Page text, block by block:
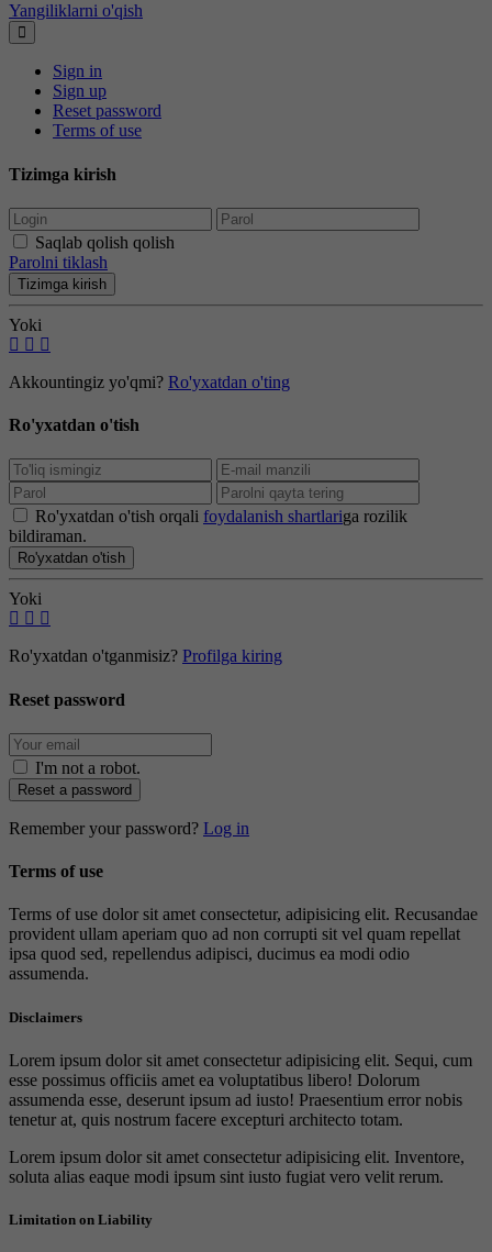
Yangiliklarni o'qish
Sign in
Sign up
Reset password
Terms of use
Tizimga kirish
Saqlab qolish qolish
Parolni tiklash
Tizimga kirish
Yoki
Akkountingiz yo'qmi? Ro'yxatdan o'ting
Ro'yxatdan o'tish
Ro'yxatdan o'tish orqali foydalanish shartlariga rozilik
bildiraman.
Ro'yxatdan o'tish
Yoki
Ro'yxatdan o'tganmisiz? Profilga kiring
Reset password
I'm not a robot.
Reset a password
Remember your password? Log in
Terms of use
Terms of use dolor sit amet consectetur, adipisicing elit. Recusandae
provident ullam aperiam quo ad non corrupti sit vel quam repellat
ipsa quod sed, repellendus adipisci, ducimus ea modi odio
assumenda.
Disclaimers
Lorem ipsum dolor sit amet consectetur adipisicing elit. Sequi, cum
esse possimus officiis amet ea voluptatibus libero! Dolorum
assumenda esse, deserunt ipsum ad iusto! Praesentium error nobis
tenetur at, quis nostrum facere excepturi architecto totam.
Lorem ipsum dolor sit amet consectetur adipisicing elit. Inventore,
soluta alias eaque modi ipsum sint iusto fugiat vero velit rerum.
Limitation on Liability